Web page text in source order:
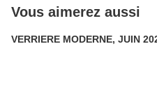
Vous aimerez aussi
VERRIERE MODERNE, JUIN